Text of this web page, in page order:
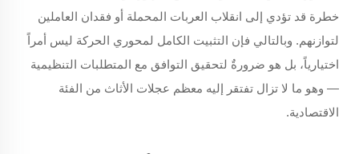
خطرة قد تؤدي إلى انقلاب العربات المحملة أو فقدان العاملين
لتوازنهم. وبالتالي فإن التثبيت الكامل لمحوري الحركة ليس أمراً
اختيارياً، بل هو ضرورةٌ لتحقيق التوافق مع المتطلبات التنظيمية
— وهو ما لا تزال تفتقر إليه معظم عجلات الأثاث من الفئة
الاقتصادية.